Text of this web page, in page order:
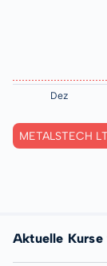
METALSTECH
Aktuelle Kurse